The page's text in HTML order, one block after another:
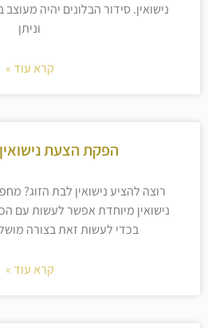
נישואין. סידור הבלונים יהיה
וניתן
קרא עוד »
הפקת הצעת
רוצה להציע נישואין לבת הזוג?
נישואין מיוחדת אפשר לעשות עם
בכדי לעשות זאת בצורה
קרא עוד »